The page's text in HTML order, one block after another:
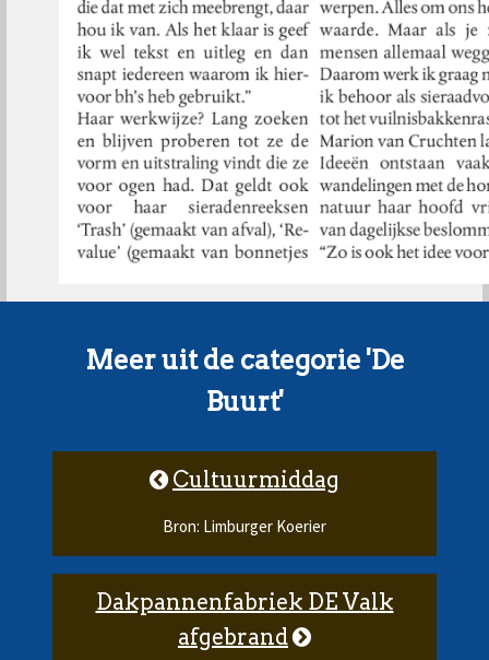
Meer uit de categorie 'De
Buurt'
Cultuurmiddag
Bron: Limburger Koerier
Dakpannenfabriek DE Valk
afgebrand